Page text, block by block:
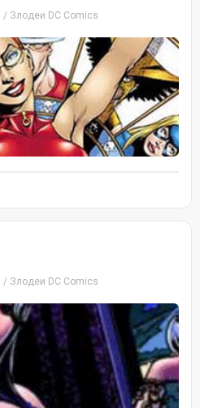
/ Злодеи DC Comics
/ Злодеи DC Comics